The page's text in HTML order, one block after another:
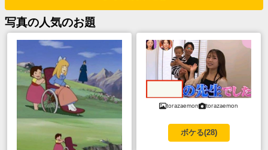
写真の人気のお題
torazaemon torazaemon
ボケる(28)